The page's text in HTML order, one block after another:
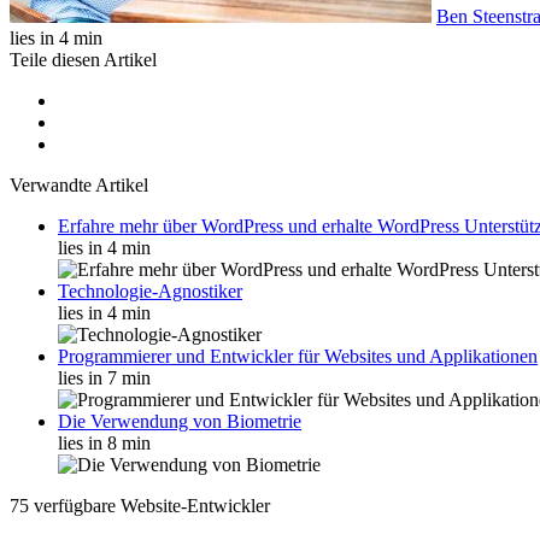
Ben Steenstra
lies in 4 min
Teile diesen Artikel
Verwandte Artikel
Erfahre mehr über WordPress und erhalte WordPress
lies in 4 min
Technologie-Agnostiker
lies in 4 min
Programmierer und Entwickler für Websites und Applikationen
lies in 7 min
Die Verwendung von Biometrie
lies in 8 min
75 verfügbare Website-Entwickler